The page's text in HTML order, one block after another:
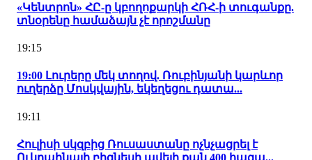
«Կենտրոն» ՀԸ-ը կբողոքարկի ՀՌՀ-ի տուգանքը.
տնօրենը համաձայն չէ որոշմանը
19:15
19:00 Լուրերը մեկ տողով. Ռուբինյանի կարևոր
ուղերձը Մոսկվային, եկեղեցու դատա...
19:11
Հուլիսի սկզբից Ռուսաստանը ոչնչացրել է
Ուկրաինայի բիզնեսի ավելի քան 400 հազա...